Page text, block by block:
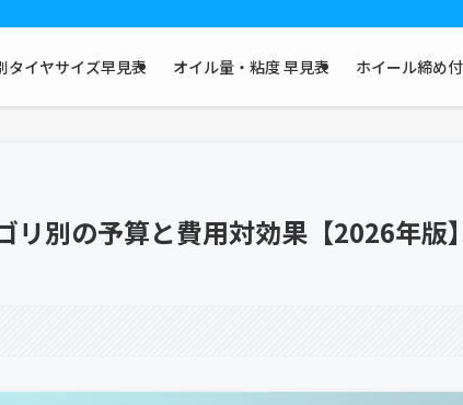
タイヤサイズ早見表 オイル量・粘度 早見表 ホイール締め
別の予算と費用対効果【2026年版】